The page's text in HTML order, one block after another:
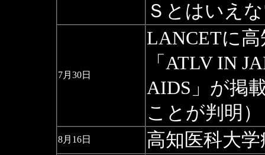
Ｓとはいえ
7月30日
LANCETに
「ATLV IN
AIDS」が掲
ことが判明）
8月16日 高知医科大